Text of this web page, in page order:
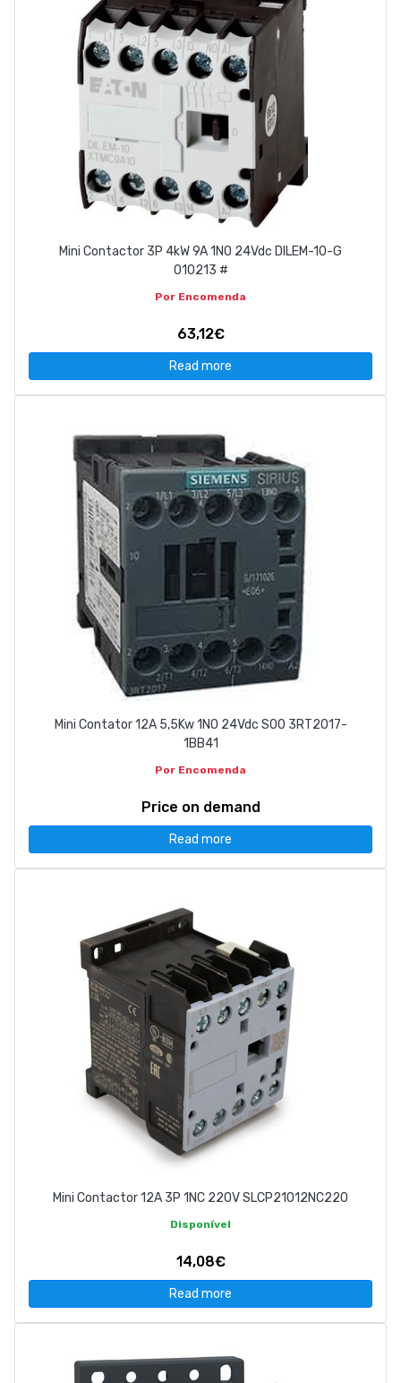
Mini Contactor 3P 4kW 9A 1NO 24Vdc DILEM-10-G
010213 #
Por Encomenda
63,12€
Read more
Mini Contator 12A 5,5Kw 1NO 24Vdc S00 3RT2017-
1BB41
Por Encomenda
Price on demand
Read more
Mini Contactor 12A 3P 1NC 220V SLCP21012NC220
Disponível
14,08€
Read more